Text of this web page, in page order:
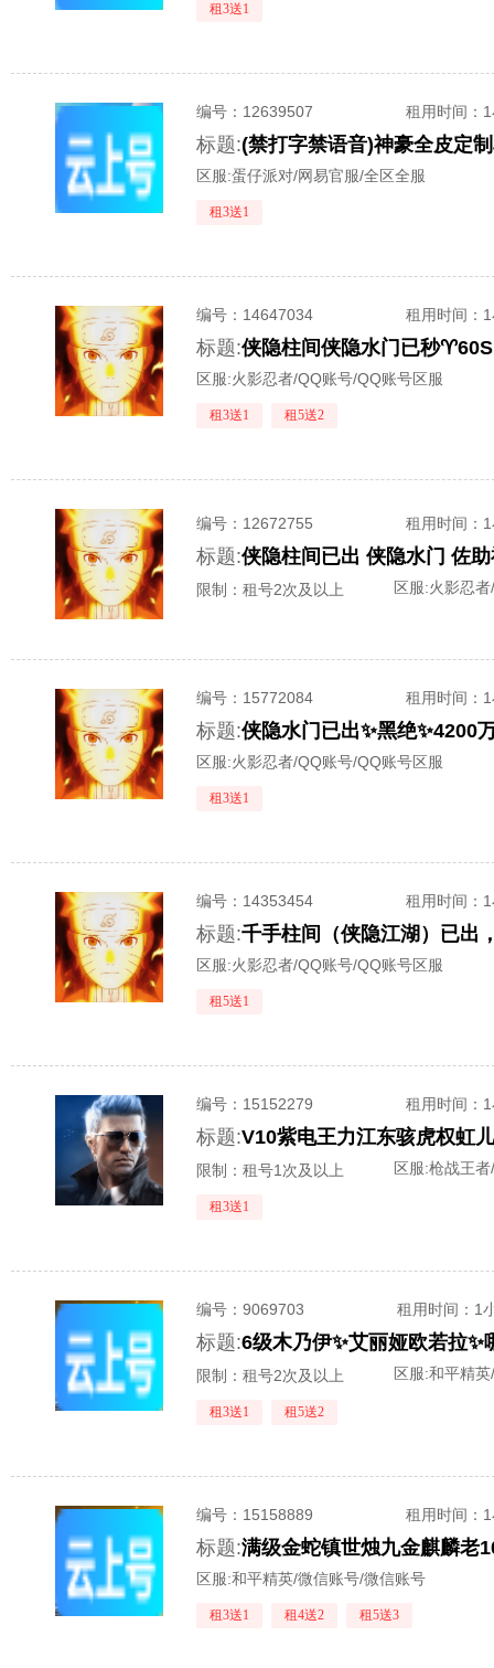
租3送1
编号： 12639507 租用时间 ：
标题:
区服:蛋仔派对/网易官服/全区全服
租3送1
编号： 14647034 租用时间 ：
标题:侠隐柱间侠隐水门已秒
区服:火影忍者/QQ账号/QQ账号区服
租3送1 租5送2
编号： 12672755 租用时间 ：
标题:
限制：租号2次及以上 区服:火影忍
编号： 15772084 租用时间 ：
标题:侠隐水门已出✨黑绝✨4200
区服:火影忍者/QQ账号/QQ账号区服
租3送1
编号： 14353454 租用时间 ：
标题:
区服:火影忍者/QQ账号/QQ账号区服
租5送1
编号： 15152279 租用时间 ：
标题:
限制：租号1次及以上 区服:枪战王
租3送1
编号：9069703 租用时间 ：1
标题:
限制：租号2次及以上 区服:和平精
租3送1 租5送2
编号： 15158889 租用时间 ：
标题:
区服:和平精英/微信账号/微信账号
租3送1 租4送2 租5送3